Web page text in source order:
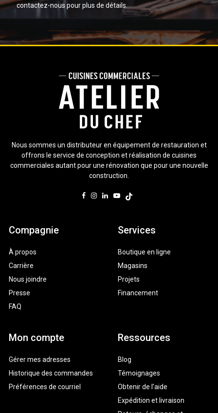
contactez-nous pour plus de détails.
Nous sommes un distributeur en équipement de restauration et
offrons le service de conception et réalisation de cuisines
commerciales autant pour une rénovation que pour une nouvelle
construction.
Compagnie
À propos
Carrière
Nous joindre
Presse
FAQ
Services
Boutique en ligne
Magasins
Projets
Financement
Mon compte
Gérer mes adresses
Historique des commandes
Préférences de courriel
Ressources
Blog
Témoignages
Obtenir de l’aide
Expédition et livraison